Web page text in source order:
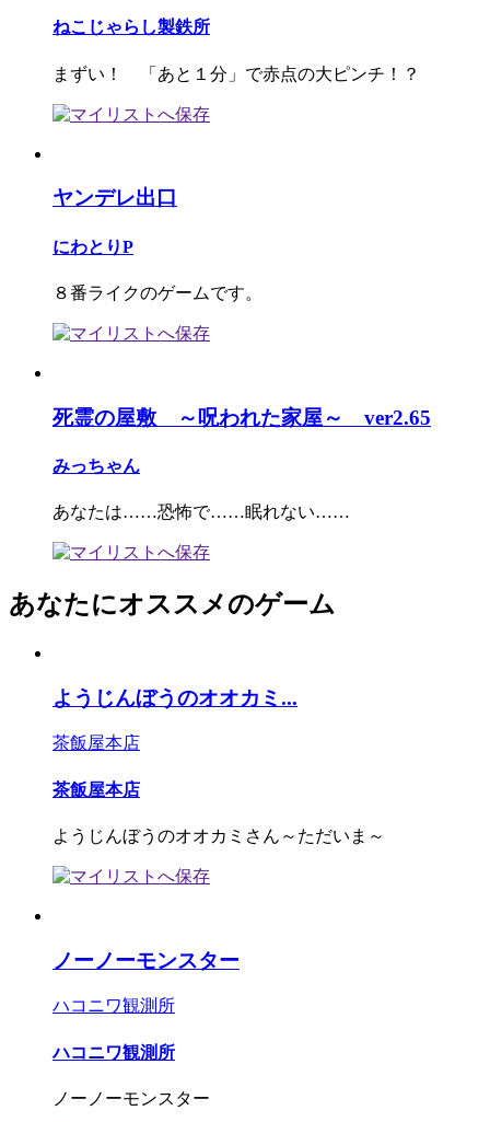
ねこじゃらし製鉄所
まずい！ 「あと１分」で赤点の大ピンチ！？
ヤンデレ出口
にわとりP
８番ライクのゲームです。
死霊の屋敷 ～呪われた家屋～ ver2.65
みっちゃん
あなたは……恐怖で……眠れない……
あなたにオススメのゲーム
ようじんぼうのオオカミ...
茶飯屋本店
茶飯屋本店
ようじんぼうのオオカミさん～ただいま～
ノーノーモンスター
ハコニワ観測所
ハコニワ観測所
ノーノーモンスター